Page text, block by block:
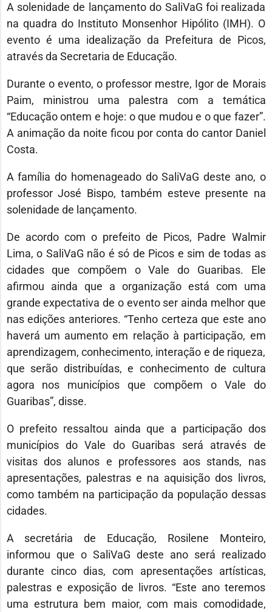
A solenidade de lançamento do SaliVaG foi realizada
na quadra do Instituto Monsenhor Hipólito (IMH). O
evento é uma idealização da Prefeitura de Picos,
através da Secretaria de Educação.
Durante o evento, o professor mestre, Igor de Morais
Paim, ministrou uma palestra com a temática
“Educação ontem e hoje: o que mudou e o que fazer”.
A animação da noite ficou por conta do cantor Daniel
Costa.
A família do homenageado do SaliVaG deste ano, o
professor José Bispo, também esteve presente na
solenidade de lançamento.
De acordo com o prefeito de Picos, Padre Walmir
Lima, o SaliVaG não é só de Picos e sim de todas as
cidades que compõem o Vale do Guaribas. Ele
afirmou ainda que a organização está com uma
grande expectativa de o evento ser ainda melhor que
nas edições anteriores. “Tenho certeza que este ano
haverá um aumento em relação à participação, em
aprendizagem, conhecimento, interação e de riqueza,
que serão distribuídas, e conhecimento de cultura
agora nos municípios que compõem o Vale do
Guaribas”, disse.
O prefeito ressaltou ainda que a participação dos
municípios do Vale do Guaribas será através de
visitas dos alunos e professores aos stands, nas
apresentações, palestras e na aquisição dos livros,
como também na participação da população dessas
cidades.
A secretária de Educação, Rosilene Monteiro,
informou que o SaliVaG deste ano será realizado
durante cinco dias, com apresentações artísticas,
palestras e exposição de livros. “Este ano teremos
uma estrutura bem maior, com mais comodidade,